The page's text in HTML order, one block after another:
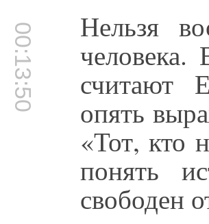
00:13:50 Нельзя
считают
опять
«Тот, кто
понять
свободен